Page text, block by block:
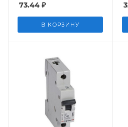
73.44 ₽
В КОРЗИНУ